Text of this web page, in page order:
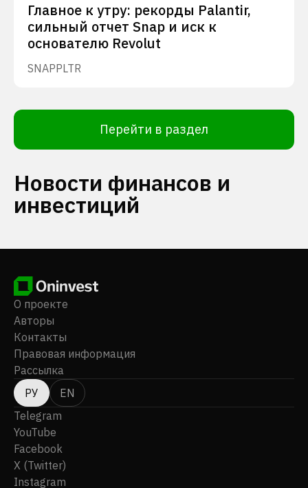
Главное к утру: рекорды Palantir,
сильный отчет Snap и иск к
основателю Revolut
SNAPPLTR
Перейти в раздел
Новости финансов и
инвестиций
О проекте
Авторы
Контакты
Правовая информация
Рассылка
РУ
EN
Telegram
YouTube
Facebook
X (Twitter)
Instagram